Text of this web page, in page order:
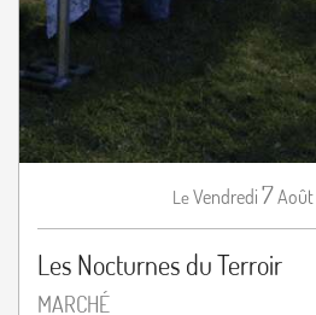
LeVendredi 7Août
Les Nocturnes du Terroir
MARCHÉ